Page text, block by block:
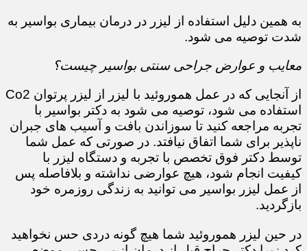
​​​​​​​به همین دلیل استفاده از لیزر در درمان بیماری بواسیر به
شدت توصیه می شود.
معایب و عوارض جراحی سنتی بواسیر چیست؟
از آنجایی که در عمل هموروئید با لیزر از لیزر پرتوان Co2
استفاده می شود، توصیه می شود به دکتر بواسیر با
تجربه مراجعه کنید تا سوزاندن بافت و آسیب های جبران
ناپذیر برای شما اتفاق نیافتد. در صورتی که عمل شما
توسط دکتر فوق تخصص با تجربه و دستگاه لیزر با
کیفیت انجام شود، هیچ عوارضی نداشته و بلافاصله پس
از عمل لیزر بواسیر می توانید به زندگی روزمره خود
بازگردید.
در حین لیزر هموروئید شما هیچ گونه دردی حس نخواهید